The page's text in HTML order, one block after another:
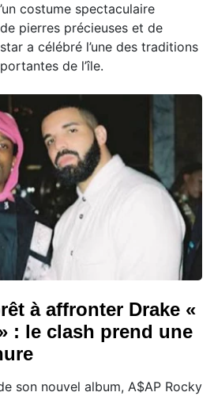
costume spectaculaire
pierres précieuses et de
a célébré l’une des traditions
de l’île.
à affronter Drake «
: le clash prend une
son nouvel album, A$AP Rocky